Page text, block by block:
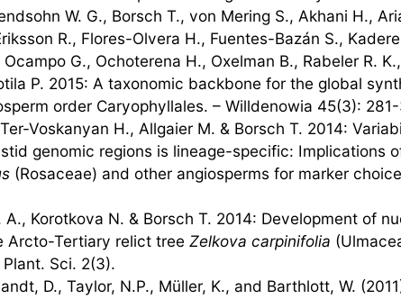
W. G., Borsch T., von Mering S., Akhani H.,
R., Flores-Olvera H., Fuentes-Bazán S.,
G., Ochoterena H., Oxelman B., Rabeler R.
P. 2015: A taxonomic backbone for the global
order Caryophyllales. – Willdenowia 45(3):
Voskanyan H., Allgaier M. & Borsch T. 2014:
genomic regions is lineage-specific: Implications
(Rosaceae) and other angiosperms for marker
Korotkova N. & Borsch T. 2014: Development of
Arcto-Tertiary relict tree Zelkova carpinifolia
Sci. 2(3).
D., Taylor, N.P., Müller, K., and Barthlott, W.